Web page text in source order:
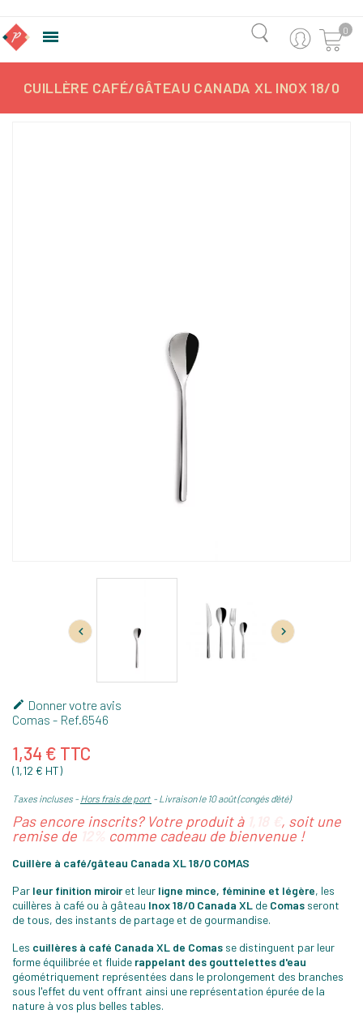
 0
CUILLÈRE CAFÉ/GÂTEAU CANADA XL INOX 18/0
 
 Donner votre avis
Comas - Ref.6546
1,34 € TTC
(1,12 € HT)
Taxes incluses Hors frais de port Livraison le 10 août (congés d'été)
Pas encore inscrits? Votre produit à
, soit une
remise de
comme cadeau de bienvenue !
Cuillère à café/gâteau Canada XL 18/0 COMAS
Par leur finition miroiret leur ligne mince, féminine et légère, les
cuillères à café ou à gâteau Inox 18/0 Canada XL de Comas seront
de tous, des instants de partage et de gourmandise.
Les cuillères à café Canada XL de Comas se distinguent par leur
forme équilibrée et fluide rappelant des gouttelettes d'eau
géométriquement représentées dans le prolongement des branches
sous l'effet du vent offrant ainsi une représentation épurée de la
nature à vos plus belles tables.